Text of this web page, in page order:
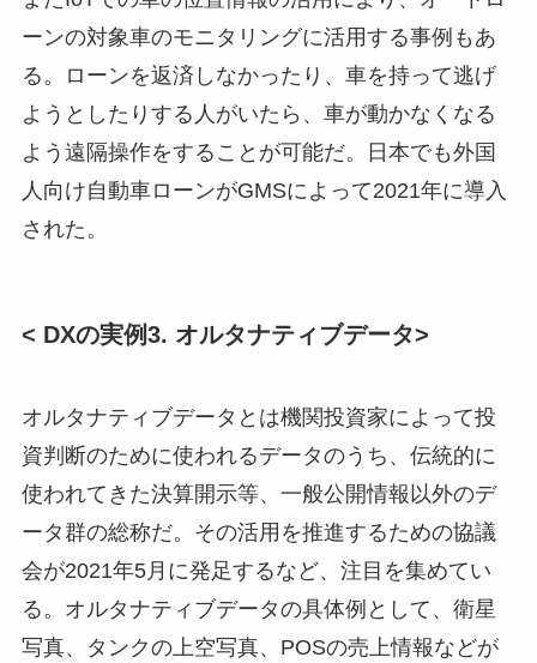
ーンの対象車のモニタリングに活用する事例もあ
る。ローンを返済しなかったり、車を持って逃げ
ようとしたりする人がいたら、車が動かなくなる
よう遠隔操作をすることが可能だ。日本でも外国
人向け自動車ローンがGMSによって2021年に導入
された。
< DXの実例3. オルタナティブデータ>
オルタナティブデータとは機関投資家によって投
資判断のために使われるデータのうち、伝統的に
使われてきた決算開示等、一般公開情報以外のデ
ータ群の総称だ。その活用を推進するための協議
会が2021年5月に発足するなど、注目を集めてい
る。オルタナティブデータの具体例として、衛星
写真、タンクの上空写真、POSの売上情報などが